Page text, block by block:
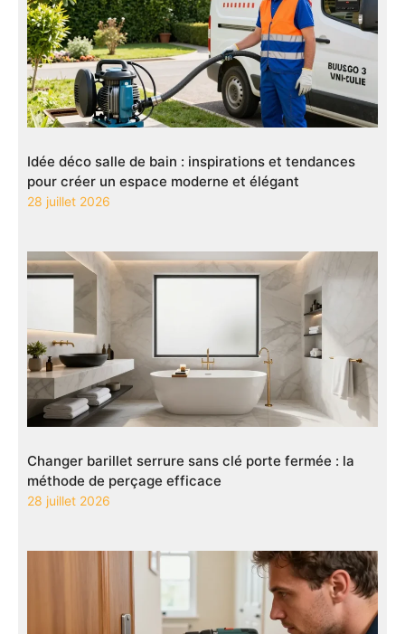
Idée déco salle de bain : inspirations et tendances
pour créer un espace moderne et élégant
28 juillet 2026
Changer barillet serrure sans clé porte fermée : la
méthode de perçage efficace
28 juillet 2026